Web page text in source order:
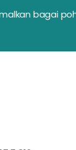
bagai